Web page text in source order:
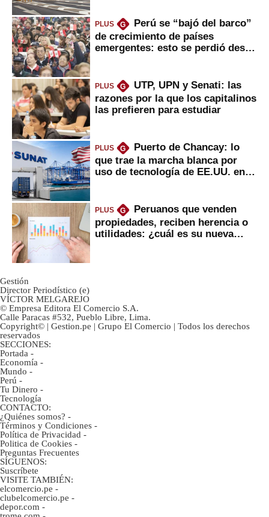
PLUS G
Perú se “bajó del barco”
de crecimiento de países
emergentes: esto se perdió desde
PLUS G
UTP, UPN y Senati: las
razones por la que los capitalinos
las prefieren para estudiar
PLUS G
Puerto de Chancay: lo
que trae la marcha blanca por
uso de tecnología de EE.UU. en
PLUS G
Peruanos que venden
propiedades, reciben herencia o
utilidades: ¿cuál es su nueva
Gestión
Director Periodístico (e)
VÍCTOR MELGAREJO
© Empresa Editora El Comercio S.A.
Calle Paracas #532, Pueblo Libre, Lima.
Copyright© | Gestion.pe | Grupo El Comercio | Todos los derechos
reservados
SECCIONES:
Portada -
Economía -
Mundo -
Perú -
Tu Dinero -
Tecnología
CONTACTO:
¿Quiénes somos? -
Términos y Condiciones -
Política de Privacidad -
Politica de Cookies -
Preguntas Frecuentes
SÍGUENOS:
Suscríbete
VISITE TAMBIÉN:
elcomercio.pe -
clubelcomercio.pe -
depor.com -